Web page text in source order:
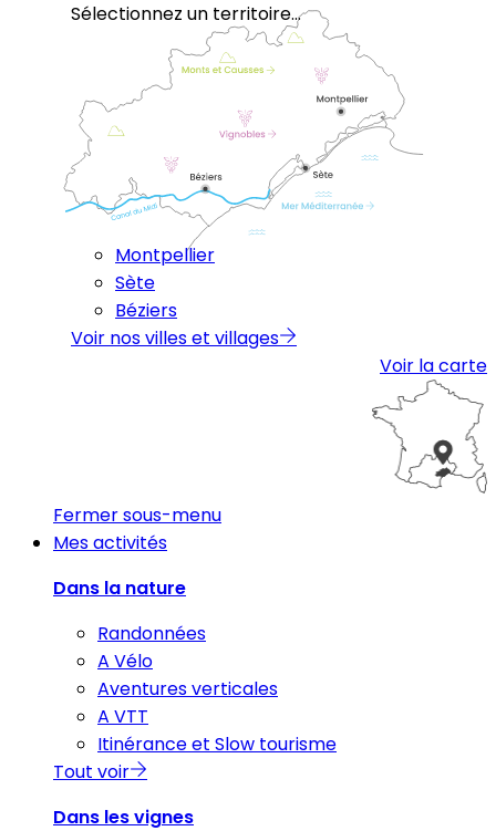
Sélectionnez un territoire...
Montpellier
Sète
Béziers
Voir nos villes et villages
Voir la carte
Fermer sous-menu
Mes activités
Dans la nature
Randonnées
A Vélo
Aventures verticales
A VTT
Itinérance et Slow tourisme
Tout voir
Dans les vignes